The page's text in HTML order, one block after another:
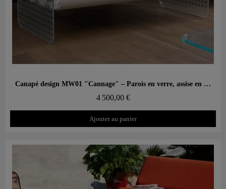
Aperçu rapide Canapé design MW01 "Cannage" – Parois en verre, assise en mousse
4 500,00 €
Ajouter au panier